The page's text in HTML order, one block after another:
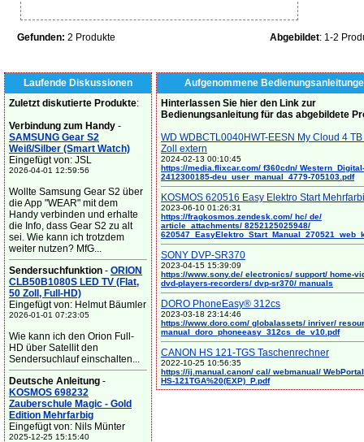
Gefunden: 2 Produkte Abgebildet: 1-2
Laufende Diskussionen
Zuletzt diskutierte Produkte:
Verbindung zum Handy -
SAMSUNG Gear S2
Weiß/Silber (Smart Watch)
Eingefügt von: JSL
2026-04-01 12:59:56
Wollte Samsung Gear S2 über
die App "WEAR" mit dem
Handy verbinden und erhalte
die Info, dass Gear S2 zu alt
sei. Wie kann ich trotzdem
weiter nutzen? MfG...
Sendersuchfunktion - ORION
CLB50B1080S LED TV (Flat,
50 Zoll, Full-HD)
Eingefügt von: Helmut Bäumler
2026-01-01 07:23:05
Wie kann ich den Orion Full-
HD über Satellit den
Sendersuchlauf einschalten...
Deutsche Anleitung -
KOSMOS 698232
Zauberschule Magic - Gold
Edition Mehrfarbig
Eingefügt von: Nils Münter
2025-12-25 15:15:40
Aufgenommene
Hinterlassen Sie hier den Link zur
Bedienungsanleitung für das abgebildete
WD WDBCTL0040HWT-EESN My Cloud 4
Zoll extern
2024-02-13 00:10:45
https://media.flixcar.com/ f360cdn/ Western_Digital-
2412300185-deu_user_manual_4779-705103.pdf
KOSMOS 620516 Easy Elektro Start
2023-06-10 01:26:31
https://fragkosmos.zendesk.com/ hc/ de/
article_attachments/ 8252125025948/
SONY DVP-SR370
2023-04-15 15:39:09
https://www.sony.de/ electronics/ support/ home-
dvd-players-recorders/ dvp-sr370/ manuals
DORO PhoneEasy® 312cs
2023-03-18 23:14:46
https://www.doro.com/ globalassets/ inriver/
manual_doro_phoneeasy_312cs_de_v10.pdf
CANON HS 121-TGS Taschenrechner
2022-10-25 10:56:35
https://ij.manual.canon/ cal/ webmanual/
HS-121TGA%20(EXP)_P.pdf